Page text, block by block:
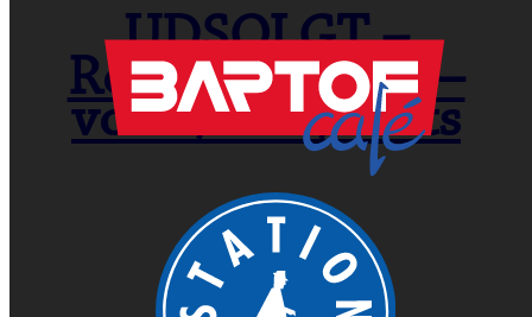
UDSOLGT –
Rockakademiet –
vokal/rock/roots